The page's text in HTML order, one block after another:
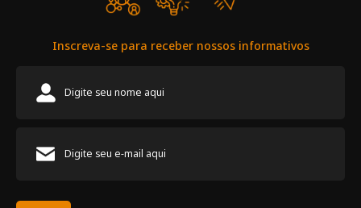
Inscreva-se para receber nossos informativos